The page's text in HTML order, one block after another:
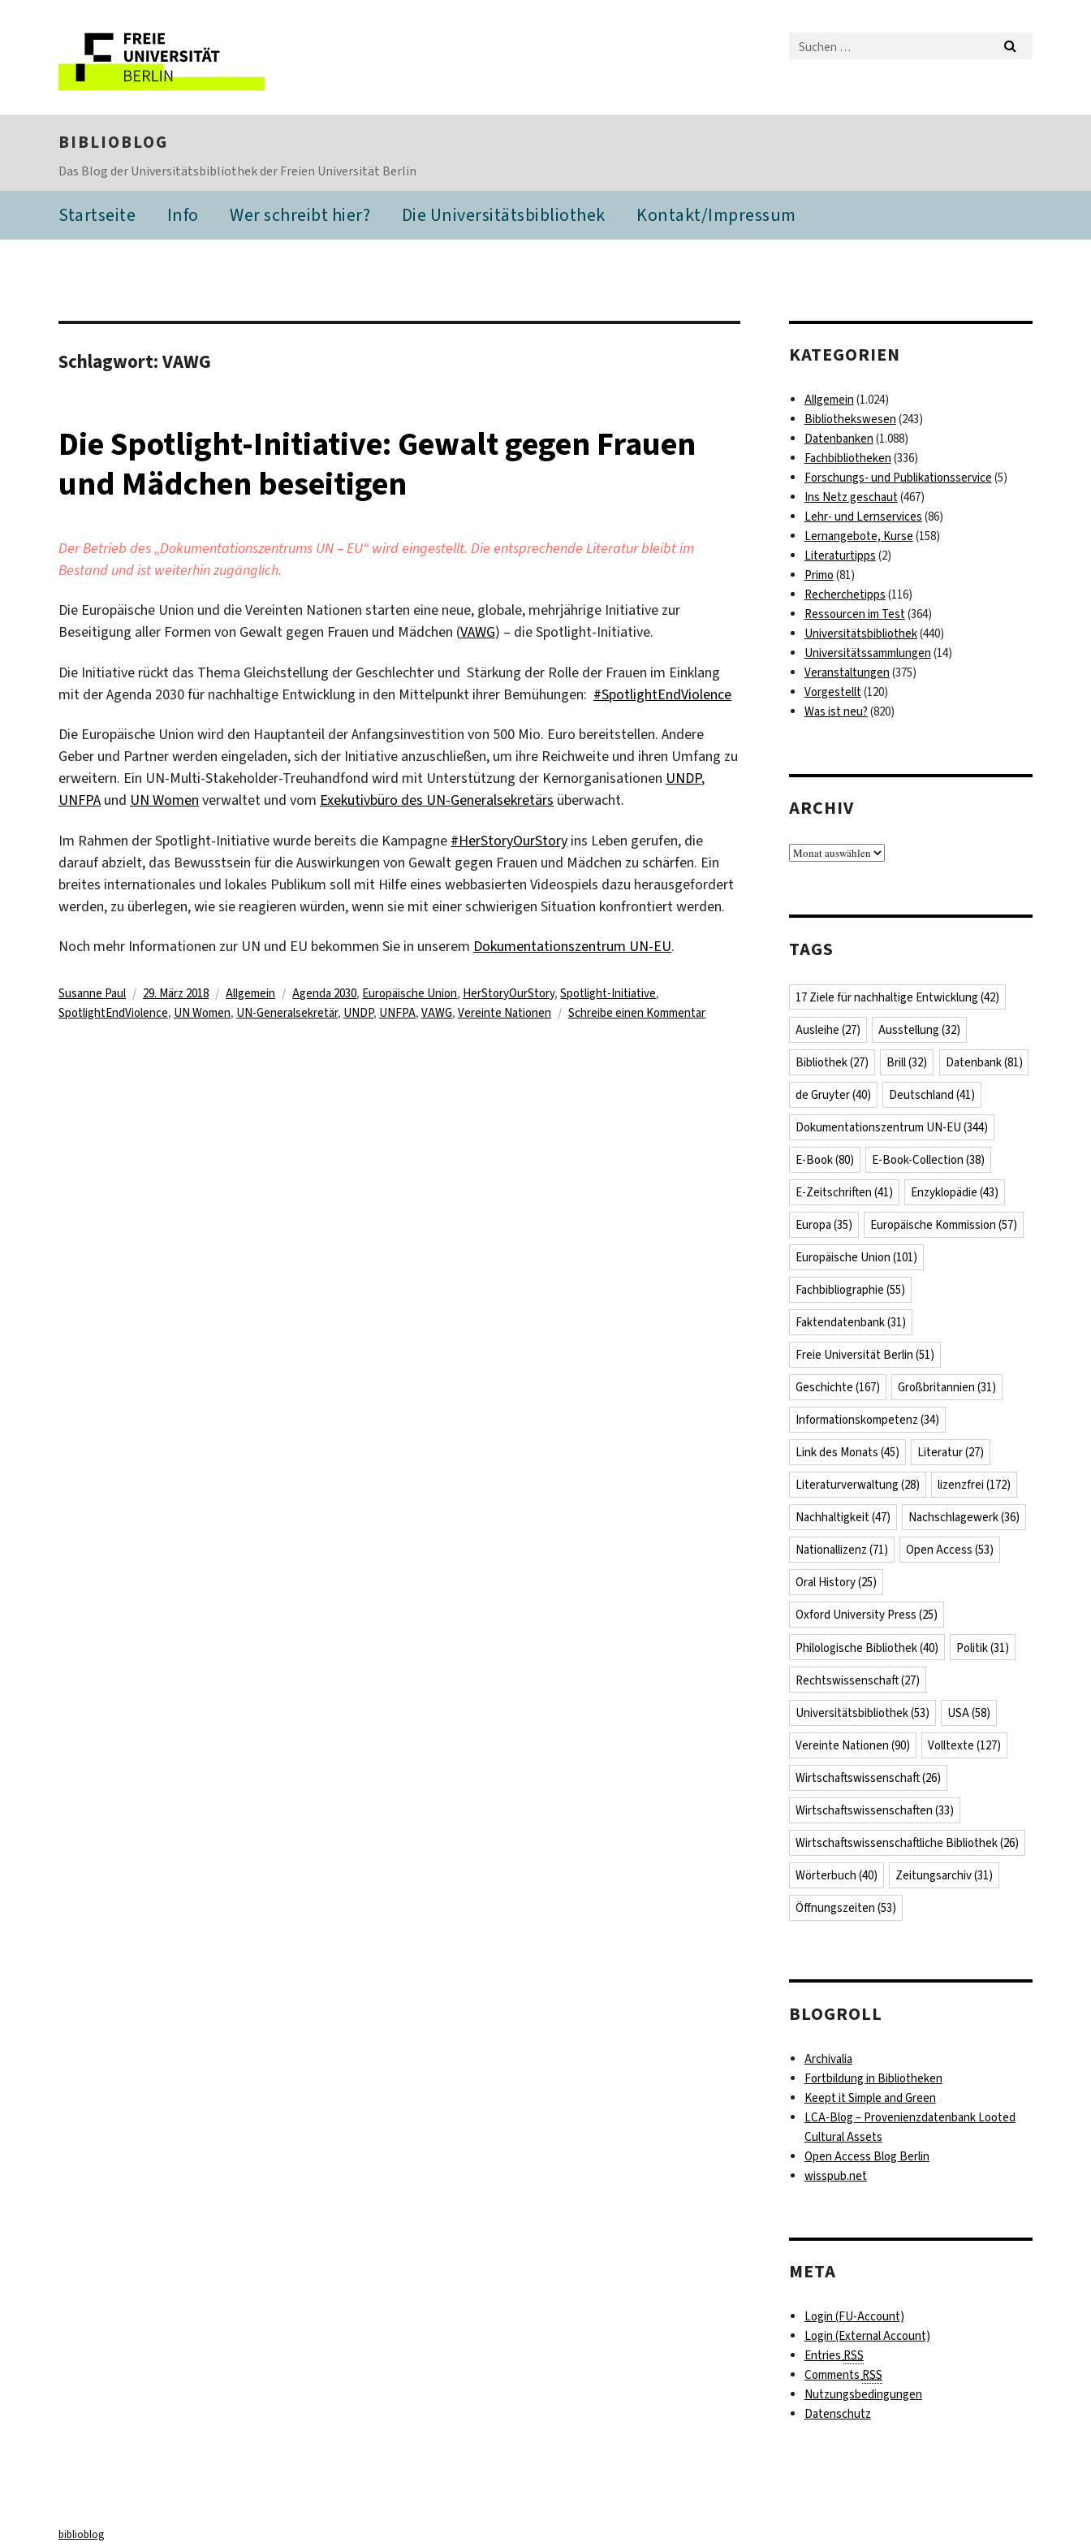
BIBLIOBLOG
Das Blog der Universitätsbibliothek der Freien Universität Berlin
Startseite Info Wer schreibt hier? Die Universitätsbibliothek Kontakt/Impressum
Schlagwort: VAWG
Die Spotlight-Initiative: Gewalt gegen Frauen
und Mädchen beseitigen
Der Betrieb des „Dokumentationszentrums UN – EU“ wird eingestellt. Die entsprechende Literatur bleibt im
Bestand und ist weiterhin zugänglich.
Die Europäische Union und die Vereinten Nationen starten eine neue, globale, mehrjährige Initiative zur
Beseitigung aller Formen von Gewalt gegen Frauen und Mädchen (VAWG) – die Spotlight-Initiative.
Die Initiative rückt das Thema Gleichstellung der Geschlechter und Stärkung der Rolle der Frauen im Einklang
mit der Agenda 2030 für nachhaltige Entwicklung in den Mittelpunkt ihrer Bemühungen: #SpotlightEndViolence
Die Europäische Union wird den Hauptanteil der Anfangsinvestition von 500 Mio. Euro bereitstellen. Andere
Geber und Partner werden eingeladen, sich der Initiative anzuschließen, um ihre Reichweite und ihren Umfang zu
erweitern. Ein UN-Multi-Stakeholder-Treuhandfond wird mit Unterstützung der Kernorganisationen UNDP,
UNFPA und UN Women verwaltet und vom Exekutivbüro des UN-Generalsekretärs überwacht.
Im Rahmen der Spotlight-Initiative wurde bereits die Kampagne #HerStoryOurStory ins Leben gerufen, die
darauf abzielt, das Bewusstsein für die Auswirkungen von Gewalt gegen Frauen und Mädchen zu schärfen. Ein
breites internationales und lokales Publikum soll mit Hilfe eines webbasierten Videospiels dazu herausgefordert
werden, zu überlegen, wie sie reagieren würden, wenn sie mit einer schwierigen Situation konfrontiert werden.
Noch mehr Informationen zur UN und EU bekommen Sie in unserem Dokumentationszentrum UN-EU.
Autor
Susanne Paul
Veröffentlicht
am
29. März 2018 Kategorien
Allgemein Schlagwörter
Agenda 2030, Europäische Union, HerStoryOurStory,Spotlight-Initiative,
SpotlightEndViolence, UN Women, UN-Generalsekretär, UNDP, UNFPA, VAWG, Vereinte Nationen Schreibe einen Kommentarzu
KATEGORIEN
Allgemein (1.024)
Bibliothekswesen (243)
Datenbanken (1.088)
Fachbibliotheken (336)
Forschungs- und Publikationsservice (5)
Ins Netz geschaut(467)
Lehr- und Lernservices (86)
Lernangebote, Kurse (158)
Literaturtipps (2)
Primo (81)
Recherchetipps (116)
Ressourcen im Test(364)
Universitätsbibliothek(440)
Universitätssammlungen (14)
Veranstaltungen (375)
Vorgestellt(120)
Was ist neu? (820)
ARCHIV
Archiv
TAGS
17 Ziele für nachhaltige Entwicklung (42)
Ausleihe (27) Ausstellung (32)
Bibliothek(27) Brill(32) Datenbank(81)
de Gruyter(40) Deutschland (41)
Dokumentationszentrum UN-EU (344)
E-Book(80) E-Book-Collection (38)
E-Zeitschriften (41) Enzyklopädie (43)
Europa (35) Europäische Kommission (57)
Europäische Union (101)
Fachbibliographie (55)
Faktendatenbank(31)
Freie Universität Berlin (51)
Geschichte (167) Großbritannien (31)
Informationskompetenz (34)
Link des Monats (45) Literatur(27)
Literaturverwaltung (28) lizenzfrei (172)
Nachhaltigkeit(47) Nachschlagewerk(36)
Nationallizenz (71) Open Access (53)
Oral History(25)
Oxford University Press (25)
Philologische Bibliothek(40) Politik(31)
Rechtswissenschaft(27)
Universitätsbibliothek(53) USA(58)
Vereinte Nationen (90) Volltexte (127)
Wirtschaftswissenschaft(26)
Wirtschaftswissenschaften (33)
Wirtschaftswissenschaftliche Bibliothek(26)
Wörterbuch (40) Zeitungsarchiv(31)
Öffnungszeiten (53)
BLOGROLL
Archivalia
Fortbildung in Bibliotheken
Keept it Simple and Green
LCA-Blog – Provenienzdatenbank Looted
Cultural Assets
Open Access Blog Berlin
wisspub.net
META
Login (FU-Account)
Login (External Account)
EntriesRSS
CommentsRSS
Nutzungsbedingungen
Datenschutz
biblioblog